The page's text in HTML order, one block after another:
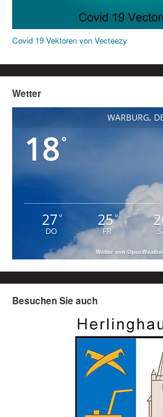
Covid 19 Vektoren von Vecteezy
Wetter
WARBURG,
18°
27°
DO
25°
FR
Wetter von
Besuchen Sie auch